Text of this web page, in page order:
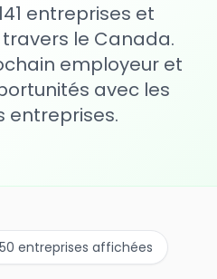
entreprises et
le Canada.
employeur et
avec les
entreprises.
entreprises affichées